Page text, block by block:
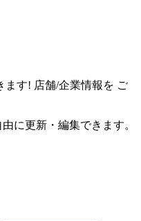
ます! 店舗/企業情報を ご
に更新・編集できます。